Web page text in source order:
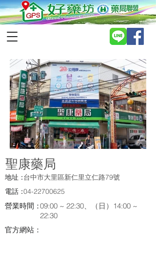
聖康藥局
地址：台中市大里區新仁里立仁路79號
電話：04-22700625
09:00 ~ 22:30、（日）14:00 ~
22:30
營業時間：
官方網站：